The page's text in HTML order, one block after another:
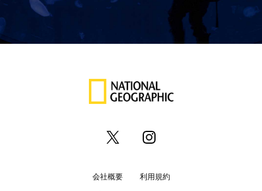
会社概要 利用規約